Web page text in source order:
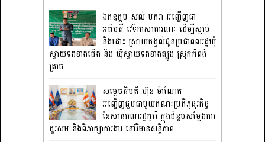
ឯកឧត្តម សល់ មករា អញ្ជើញជា
អធិបតី វេទិកាសាធារណៈ ដើម្បីស្តាប់
និងដោះ ស្រាយកង្វល់ជូនប្រជាពលរដ្ឋឃុំ
ស្វាយទងខាងជើង និង ឃុំស្វាយទងខាងត្បូង ស្រុកកំពង់
ត្រាច
សម្តេចធិបតី ហ៊ុន ម៉ាណែត
អញ្ជើញជួបជាមួយគណៈប្រតិភូធុរកិច្ច
នៃសាធារណរដ្ឋកូរ៉េ ក្នុងជំនួបសម្តែងការ
គួរសម និងពិភាក្សាការងារ នៅវិមានសន្តិភាព